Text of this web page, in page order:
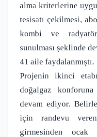
alma kriterlerine
tesisatı çekilmesi,
kombi ve
sunulması şeklinde
41 aile faydalanmıştı.
Projenin ikinci
doğalgaz
devam ediyor.
için randevu
girmesinden ocak